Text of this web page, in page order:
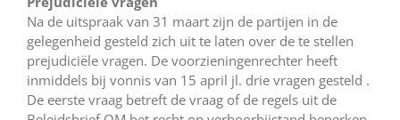
Na de uitspraak van 31 maart zijn de partijen in de
gelegenheid gesteld zich uit te laten over de te stellen
prejudiciële vragen. De voorzieningenrechter heeft
inmiddels bij vonnis van 15 april jl. drie vragen gesteld .
De eerste vraag betreft de vraag of de regels uit de